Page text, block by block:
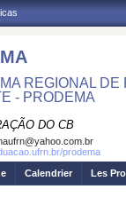
REGIONAL
- PRODEMA
DO CB
prodema
Calendrier Les